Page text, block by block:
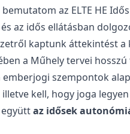
az ELTE HE
az idős ellátásban
kaptunk áttekintést a
a Műhely tervei
szempontok
kell, hogy joga
az idősek